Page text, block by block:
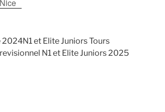
et Elite Juniors Tours
N1 et Elite Juniors 2025